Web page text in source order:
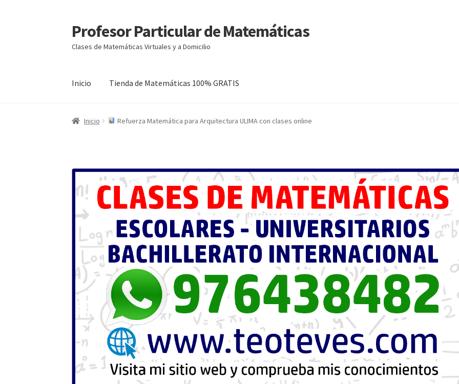
Ir
a
la
Ir
al
contenido
Profesor Particular de Matemáticas
Clases de Matemáticas Virtuales y a Domicilio
Inicio Tienda de Matemáticas 100% GRATIS
Inicio Refuerza Matemática para Arquitectura ULIMA con clases online